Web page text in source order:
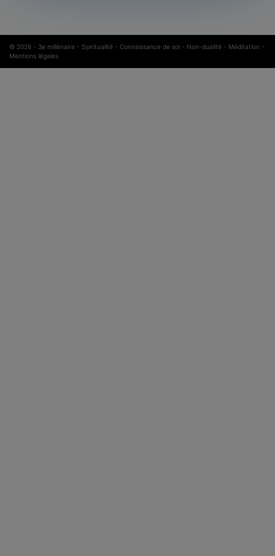
© 2026 - 3e millénaire - Spiritualité - Connaissance de soi - Non-dualité - Méditation -
Mentions légales